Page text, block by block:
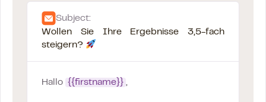
Subject:
Wollen Sie Ihre Ergebnisse 3,5-fach
steigern?
Hallo {{firstname}} ,